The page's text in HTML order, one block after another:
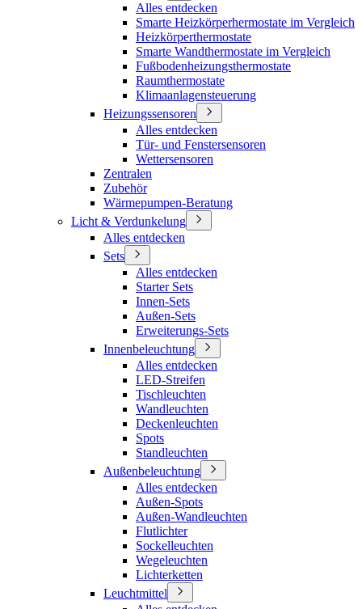
Alles entdecken
Smarte Heizkörperhermostate im Vergleich
Heizkörperthermostate
Smarte Wandthermostate im Vergleich
Fußbodenheizungsthermostate
Raumthermostate
Klimaanlagensteuerung
Heizungssensoren
Alles entdecken
Tür- und Fenstersensoren
Wettersensoren
Zentralen
Zubehör
Wärmepumpen-Beratung
Licht & Verdunkelung
Alles entdecken
Sets
Alles entdecken
Starter Sets
Innen-Sets
Außen-Sets
Erweiterungs-Sets
Innenbeleuchtung
Alles entdecken
LED-Streifen
Tischleuchten
Wandleuchten
Deckenleuchten
Spots
Standleuchten
Außenbeleuchtung
Alles entdecken
Außen-Spots
Außen-Wandleuchten
Flutlichter
Sockelleuchten
Wegeleuchten
Lichterketten
Leuchtmittel